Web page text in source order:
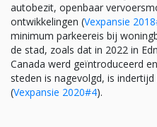
autobezit, openbaar
ontwikkelingen (Vexpansie
minimum parkeereis bij
de stad, zoals dat in 2022 in
Canada werd geïntroduceerd
steden is nagevolgd, is
(Vexpansie 2020#4).